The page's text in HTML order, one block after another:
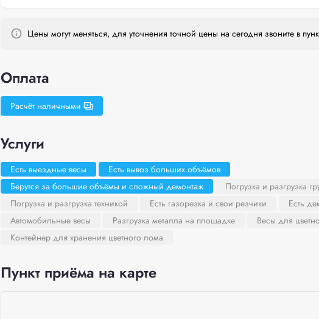
Цены могут меняться, для уточнения точной цены на сегодня звоните в
Оплата
Расчёт наличными
Услуги
Есть выездные весы
Есть вывоз больших объёмов
Берутся за большие объёмы и сложный демонтаж
Погрузка и разгрузка
Погрузка и разгрузка техникой
Есть газорезка и свои резчики
Есть
Автомобильные весы
Разгрузка металла на площадке Весы для
Контейнер для хранения цветного лома
Пункт приёма на карте